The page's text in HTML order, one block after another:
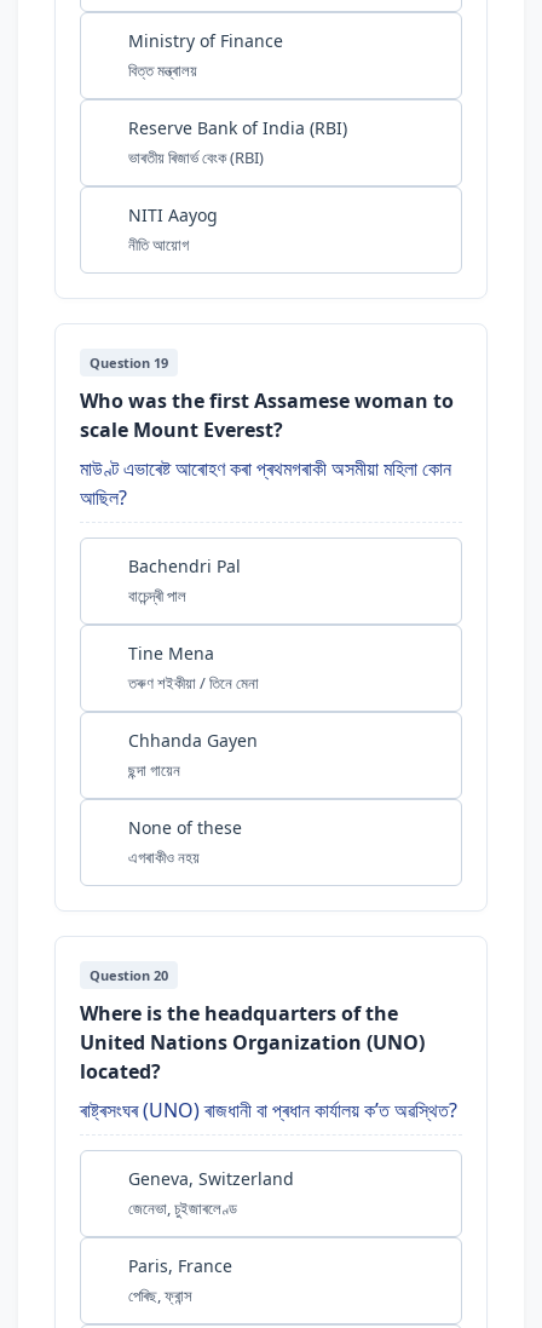
Ministry of Finance
বিত্ত মন্ত্ৰালয়
Reserve Bank of India (RBI)
ভাৰতীয় ৰিজাৰ্ভ বেংক (RBI)
NITI Aayog
নীতি আয়োগ
Question 19
Who was the first Assamese woman to
scale Mount Everest?
মাউণ্ট এভাৰেষ্ট আৰোহণ কৰা প্ৰথমগৰাকী অসমীয়া মহিলা কোন
আছিল?
Bachendri Pal
বাচেন্দ্ৰী পাল
Tine Mena
তৰুণ শইকীয়া / তিনে মেনা
Chhanda Gayen
ছন্দা গায়েন
None of these
এগৰাকীও নহয়
Question 20
Where is the headquarters of the
United Nations Organization (UNO)
located?
ৰাষ্ট্ৰসংঘৰ (UNO) ৰাজধানী বা প্ৰধান কাৰ্যালয় ক’ত অৱস্থিত?
Geneva, Switzerland
জেনেভা, চুইজাৰলেণ্ড
Paris, France
পেৰিছ, ফ্ৰান্স